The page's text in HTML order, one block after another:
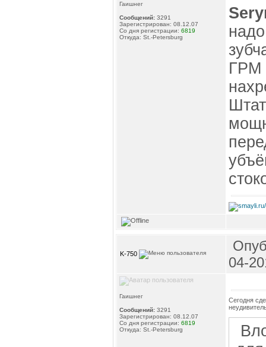
Гаишнег
Сообщений: 3291
Зарегистрирован: 08.12.07
Со дня регистрации: 6819
Откуда: St.-Petersburg
ГРМ
K-750
04-
Гаишнег
Сообщений: 3291
Зарегистрирован: 08.12.07
Со дня регистрации: 6819
Откуда: St.-Petersburg
Сегодня